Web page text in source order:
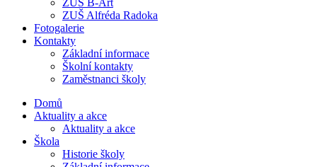
ZUŠ Alfréda Radoka
Fotogalerie
Kontakty
Základní informace
Školní kontakty
Zaměstnanci školy
Domů
Aktuality a akce
Aktuality a akce
Škola
Historie školy